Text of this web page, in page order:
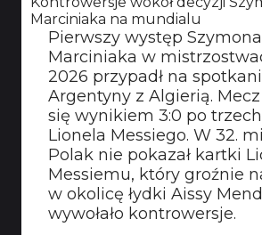
Marciniaka na mundialu
Pierwszy występ Szymona
Marciniaka w
2026 przypadł na
Argentyny z Algierią. Mecz
się wynikiem 3:0 po
Lionela Messiego. W 32.
Polak nie pokazał kartki
Messiemu, który groźnie
w okolicę łydki Aissy
wywołało kontrowersje.